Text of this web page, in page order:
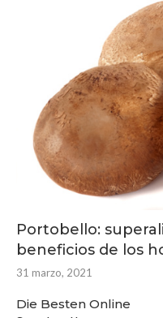
Portobello:
beneficios de los
31 marzo, 2021
Die Besten Online